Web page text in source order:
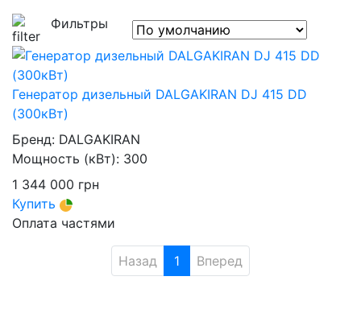
Фильтры
Генератор дизельный DALGAKIRAN DJ 415 DD
(300кВт)
Бренд: DALGAKIRAN
Мощность (кВт): 300
1 344 000 грн
Купить
Оплата частями
Назад 1 Вперед